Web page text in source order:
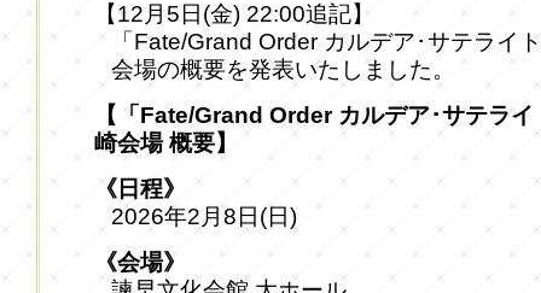
【12月5日(金) 22:00追記】
「Fate/Grand Order カルデア･サテライ
会場の概要を発表いたしました。
【「Fate/Grand Order カルデア･サテラ
崎会場 概要】
《日程》
2026年2月8日(日)
《会場》